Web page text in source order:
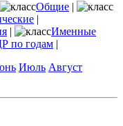
Общие |
|
|
Именные
по годам |
Июль Август